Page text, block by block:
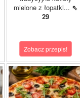
mielone z łopatki... ⇖
29
Zobacz przepis!